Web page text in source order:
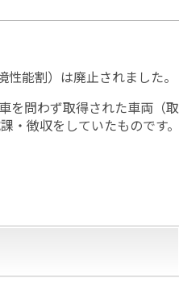
能割）は廃止されました。
を問わず取得された車両（取
徴収をしていたものです。